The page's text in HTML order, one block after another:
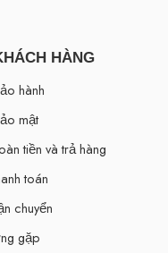
HÀNG
hành
mật
tiền và trả hàng
toán
chuyển
gặp